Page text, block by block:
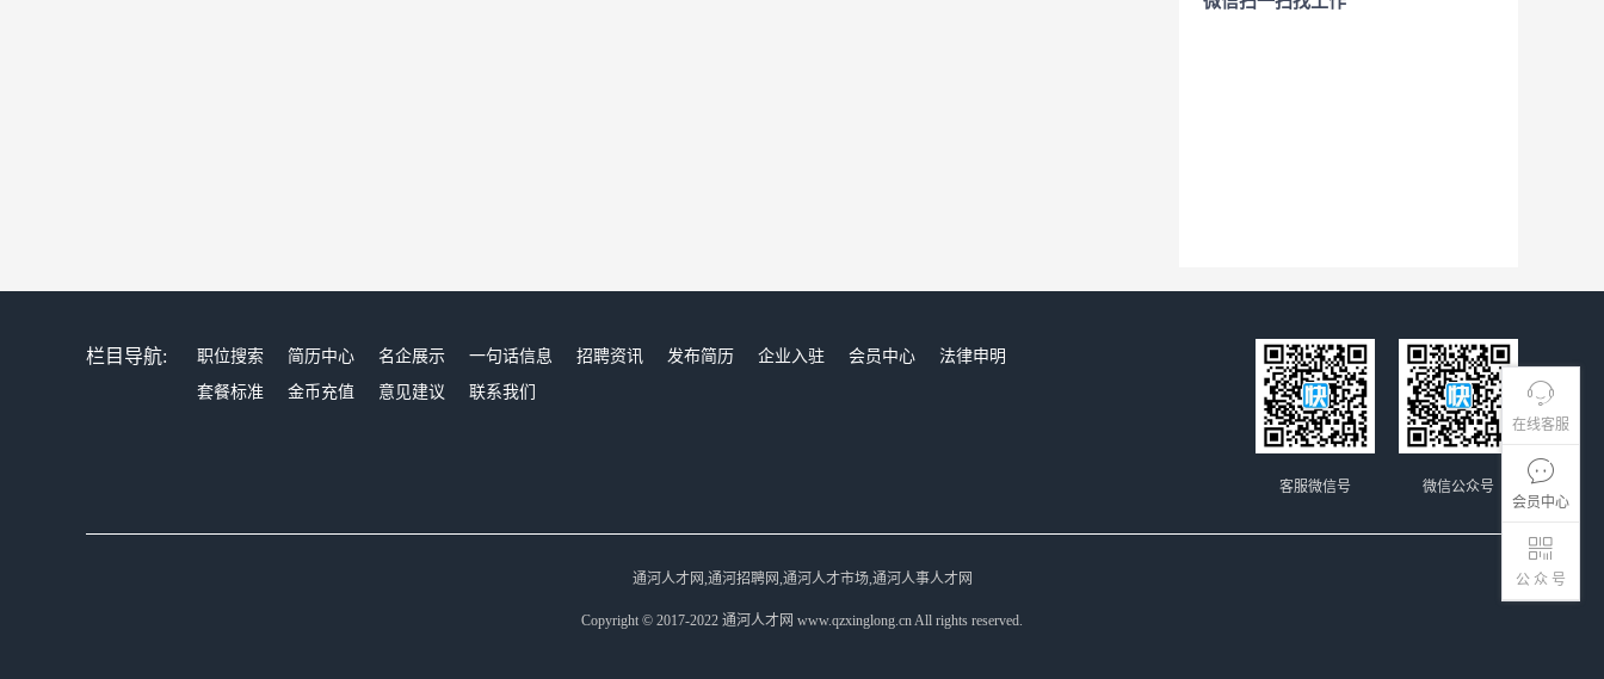
在线客服
会员中心
公 众 号
栏目导航: 职位搜索 简历中心 名企展示 一句话信息 招聘资讯 发布简历 企业入驻 会员中心
法律申明
套餐标准
金币充值 意见建议 联系我们
微信公众号
客服微信号
通河人才网,通河招聘网,通河人才市场,通河人事人才网
Copyright © 2017-2022 通河人才网 www.qzxinglong.cn All rights reserved.